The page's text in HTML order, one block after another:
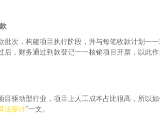
批次，构建项目执行阶段，并与每笔收款计划一
后，财务通过到款登记一一核销项目开票，以此
目驱动型行业，项目上人工成本占比很高，所以
法探讨”一文。